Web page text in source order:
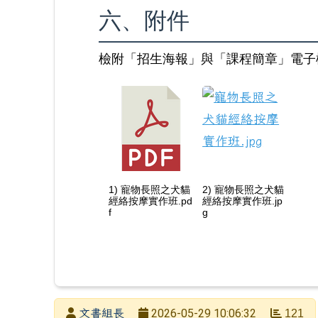
六、附件
檢附「招生海報」與「課程簡章」電子
1) 寵物長照之犬貓
經絡按摩實作班.pd
f
2) 寵物長照之犬貓
經絡按摩實作班.jp
g
發布者文書組長 2026-05-29 10:06:32 121